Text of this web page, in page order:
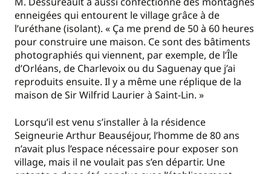
enneigées qui entourent le village grâce à de
l’uréthane (isolant). « Ça me prend de 50 à 60 heures
pour construire une maison. Ce sont des bâtiments
photographiés qui viennent, par exemple, de l’Île
d’Orléans, de Charlevoix ou du Saguenay que j’ai
reproduits ensuite. Il y a même une réplique de la
maison de Sir Wilfrid Laurier à Saint-Lin. »
Lorsqu’il est venu s’installer à la résidence
Seigneurie Arthur Beauséjour, l’homme de 80 ans
n’avait plus l’espace nécessaire pour exposer son
village, mais il ne voulait pas s’en départir. Une